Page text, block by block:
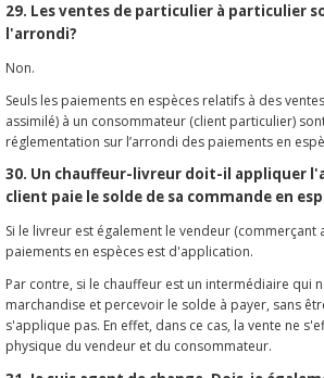
29. Les ventes de particulier à particulier
l'arrondi?
Non.
Seuls les paiements en espèces relatifs à des
assimilé) à un consommateur (client particulier)
réglementation sur l’arrondi des paiements en
30. Un chauffeur-livreur doit-il appliquer
client paie le solde de sa commande en
Si le livreur est également le vendeur
paiements en espèces est d'application.
Par contre, si le chauffeur est un intermédiaire qui
marchandise et percevoir le solde à payer, sans
s'applique pas. En effet, dans ce cas, la vente ne
physique du vendeur et du consommateur.